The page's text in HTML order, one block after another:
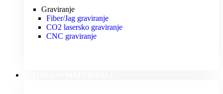
Graviranje
Fiber/Jag graviranje
CO2 lasersko graviranje
CNC graviranje